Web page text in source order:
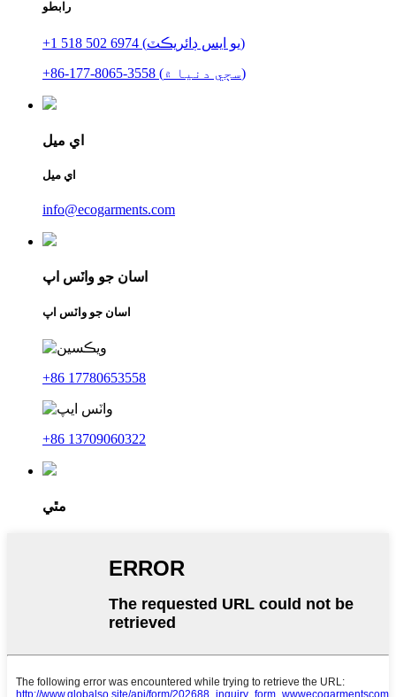
رابطو
+1 518 502 6974 (يو ايس ڊائريڪٽ)
+86-177-8065-3558 (سڄي دنيا ۾)
اي ميل
اي ميل
info@ecogarments.com
اسان جو واٽس اپ
اسان جو واٽس اپ
+86 17780653558
+86 13709060322
مٿي